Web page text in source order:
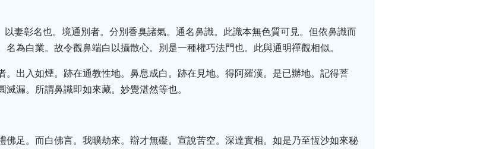
妻彰名也。境通別者。分別香臭諸氣。通名鼻識。此識本無色質可見。但依鼻識而
為白業。故令觀鼻端白以攝散心。別是一種權巧法門也。此與通明禪觀相似。
。出入如煙。跡在通教性地。鼻息成白。跡在見地。得阿羅漢。是已辦地。記得菩
漏。所謂鼻識即如來藏。妙覺湛然等也。
佛足。而白佛言。我曠劫來。辯才無礙。宣說苦空。深達實相。如是乃至恆沙如來秘